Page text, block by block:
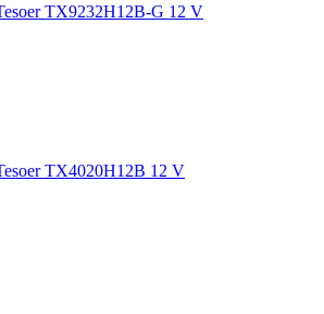
TX9232H12B-G 12 V
TX4020H12B 12 V